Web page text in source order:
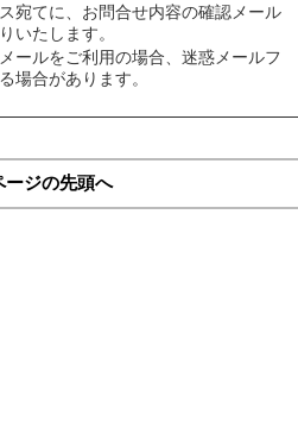
宛てに、お問合せ内容の確認メール
いたします。
ールをご利用の場合、迷惑メールフ
場合があります。
ージの先頭へ